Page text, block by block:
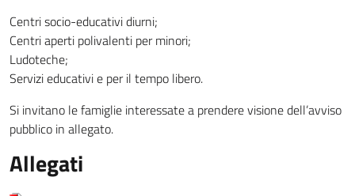
Centri socio-educativi diurni;
Centri aperti polivalenti per minori;
Ludoteche;
Servizi educativi e per il tempo libero.
Si invitano le famiglie interessate a prendere visione dell’avviso
pubblico in allegato.
Allegati